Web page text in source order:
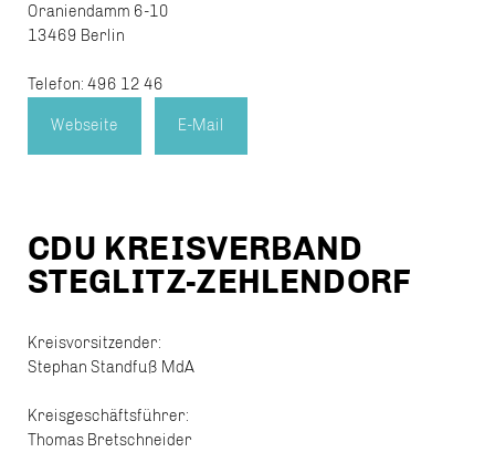
Oraniendamm 6-10
13469 Berlin
Telefon: 496 12 46
Webseite E-Mail
CDU KREISVERBAND
STEGLITZ-ZEHLENDORF
Kreisvorsitzender:
Stephan Standfuß MdA
Kreisgeschäftsführer:
Thomas Bretschneider